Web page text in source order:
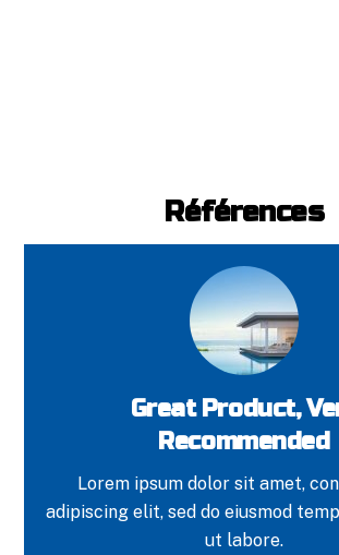
Références
Great Product,
Recommended
Lorem ipsum dolor sit amet,
adipiscing elit, sed do eiusmod
ut labore.